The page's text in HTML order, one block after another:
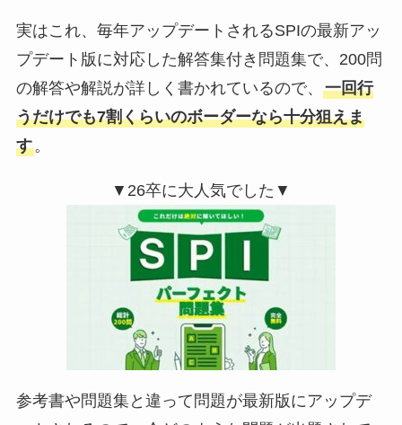
実はこれ、毎年アップデートされるSPIの最新アッ
プデート版に対応した解答集付き問題集で、200問
の解答や解説が詳しく書かれているので、 一回行
うだけでも7割くらいのボーダーなら十分狙えま
す。
▼26卒に大人気でした▼
参考書や問題集と違って問題が最新版にアップデ